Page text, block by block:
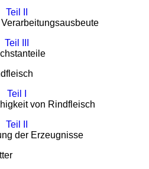
Teil II
Teil III
Teil I
von Rindfleisch
Teil II
der Erzeugnisse